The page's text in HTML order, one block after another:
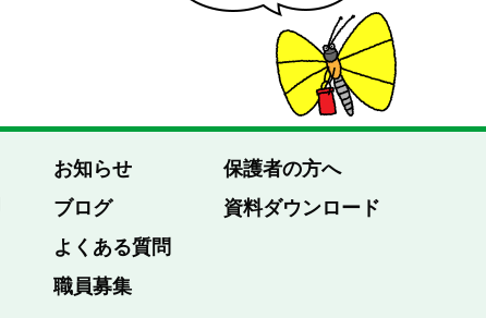
お知らせ
ブログ
よくある質問
職員募集
保護者の方へ
資料ダウンロード